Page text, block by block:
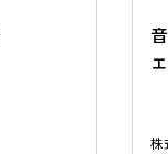
株